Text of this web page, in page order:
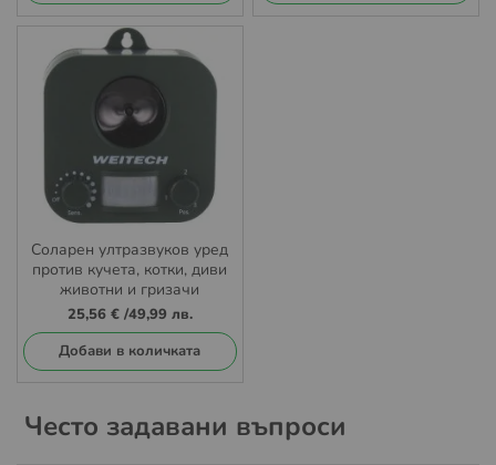
Соларен ултразвуков уред
против кучета, котки, диви
животни и гризачи
Ultrasonic Defend
25,56 €/49,99 лв.
Добави в количката
Често задавани въпроси